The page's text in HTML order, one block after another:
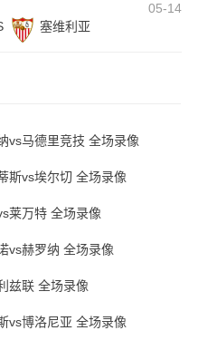
05-14
塞维利亚
vs马德里竞技 全场录像
斯vs埃尔切 全场录像
莱万特 全场录像
vs赫罗纳 全场录像
兹联 全场录像
vs博洛尼亚 全场录像